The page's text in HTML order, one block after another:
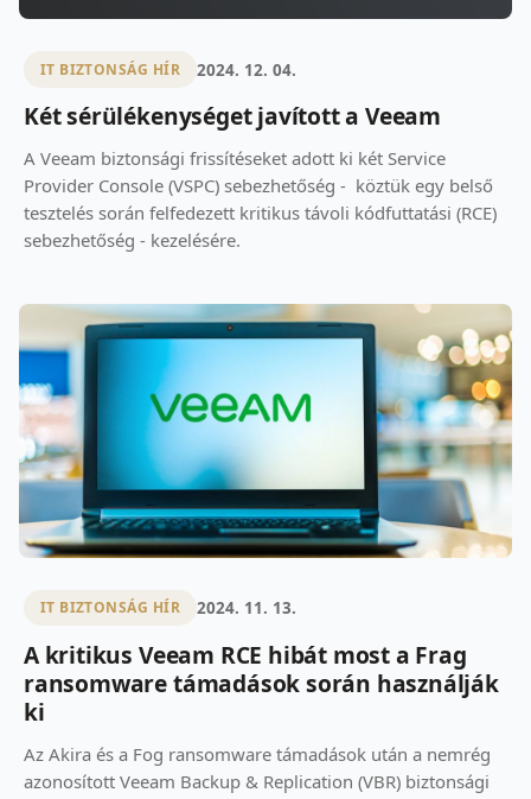
IT BIZTONSÁG HÍR 2024. 12. 04.
Két sérülékenységet javított a Veeam
A Veeam biztonsági frissítéseket adott ki két Service
Provider Console (VSPC) sebezhetőség - köztük egy belső
tesztelés során felfedezett kritikus távoli kódfuttatási (RCE)
sebezhetőség - kezelésére.
IT BIZTONSÁG HÍR 2024. 11. 13.
A kritikus Veeam RCE hibát most a Frag
ransomware támadások során használják
ki
Az Akira és a Fog ransomware támadások után a nemrég
azonosított Veeam Backup & Replication (VBR) biztonsági